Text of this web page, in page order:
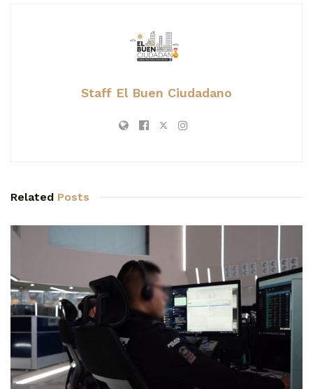
Staff El Buen Ciudadano
Related Posts